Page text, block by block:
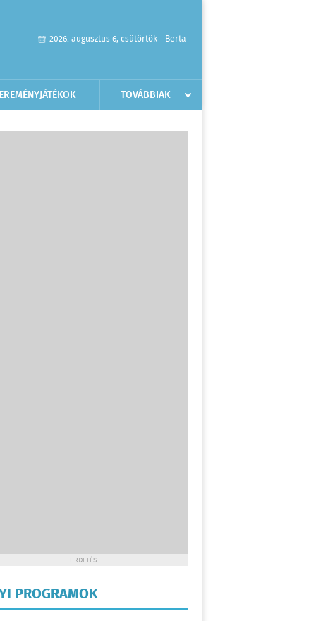
2026. augusztus 6, csütörtök - Berta
TOVÁBBIAK
HIRDETÉS
PROGRAMOK